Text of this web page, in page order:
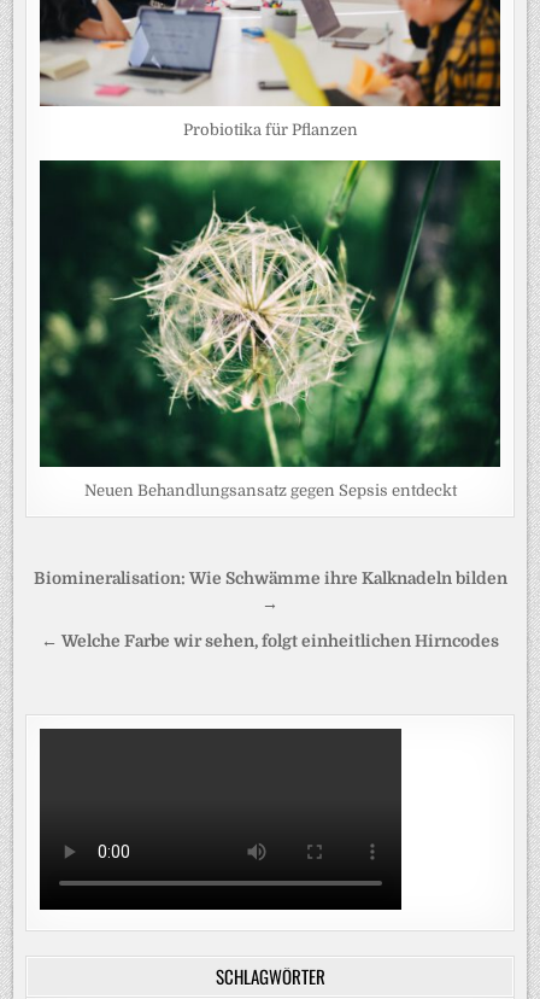
Probiotika für Pflanzen
Neuen Behandlungsansatz gegen Sepsis entdeckt
Beitragsnavigation
Biomineralisation: Wie Schwämme ihre Kalknadeln bilden
→
← Welche Farbe wir sehen, folgt einheitlichen Hirncodes
SCHLAGWÖRTER